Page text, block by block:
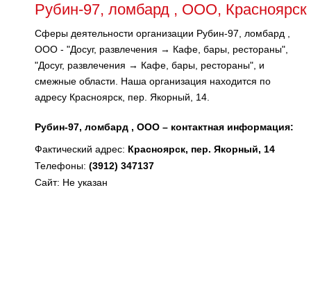
Рубин-97, ломбард , ООО, Красноярск
Сферы деятельности организации Рубин-97, ломбард ,
ООО - "Досуг, развлечения → Кафе, бары, рестораны",
"Досуг, развлечения → Кафе, бары, рестораны", и
смежные области. Наша организация находится по
адресу Красноярск, пер. Якорный, 14.
Рубин-97, ломбард , ООО – контактная информация:
Фактический адрес: Красноярск, пер. Якорный, 14
Телефоны: (3912) 347137
Сайт: Не указан